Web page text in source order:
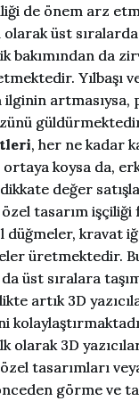
de önem arz
üst
bakımından da
Yılbaşı
ilginin artmasıysa,
, her ne kadar
koysa da,
değer
tasarım
düğmeler, kravat
üretmektedir.
üst sıralara
artık 3D
olarak 3D
tasarımları
görme ve